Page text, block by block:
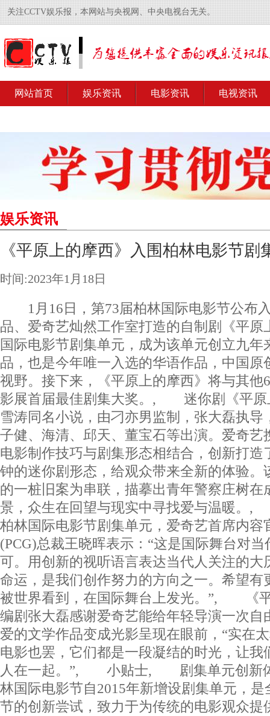
关注CCTV娱乐报，本网站与央视网、中央电视台无关。
网站首页 娱乐资讯 电影资讯 电视资讯
娱乐资讯
《平原上的摩西》入围柏林电影节剧
时间:2023年1月18日
1月16日，第73届柏林国际电影节公布
品、爱奇艺灿然工作室打造的自制剧《平原
国际电影节剧集单元，成为该单元创立九年
品，也是今年唯一入选的华语作品，中国原
视野。接下来，《平原上的摩西》将与其他
影展首届最佳剧集大奖。, 迷你剧《平原
雪涛同名小说，由刁亦男监制，张大磊执导
子健、海清、邱天、董宝石等出演。爱奇艺
电影制作技巧与剧集形态相结合，创新打造
钟的迷你剧形态，给观众带来全新的体验。
的一桩旧案为串联，描摹出青年警察庄树在
景，众生在回望与现实中寻找爱与温暖
柏林国际电影节剧集单元，爱奇艺首席内容
(PCG)总裁王晓晖表示：“这是国际舞台对
可。用创新的视听语言表达当代人关注的大
命运，是我们创作努力的方向之一。希望有
被世界看到，在国际舞台上发光。”, 《
编剧张大磊感谢爱奇艺能给年轻导演一次自
爱的文学作品变成光影呈现在眼前，“实在
电影也罢，它们都是一段凝结的时光，让我
人在一起。”, 小贴士, 剧集单元创
林国际电影节自2015年新增设剧集单元，
节的创新尝试，致力于为传统的电影观众提